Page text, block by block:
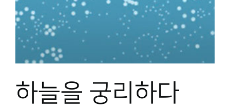
원문보기 PDF
박물관 홈페이지
하늘을 궁리하다